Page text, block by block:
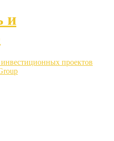
и
проектов